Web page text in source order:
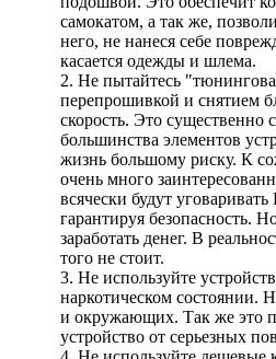
самокатом, а так же,
него, не нанеся себе
касается одежды и шлема.
2. Не пытайтесь
перепрошивкой и снятием
скорость. Это существенно
большинства элементов
жизнь большому риску. К
очень много
всячески будут уговаривать
гарантируя безопасность.
заработать денег. В
того не стоит.
3. Не используйте
наркотическом состоянии.
и окружающих. Так же это
устройство от серьезных